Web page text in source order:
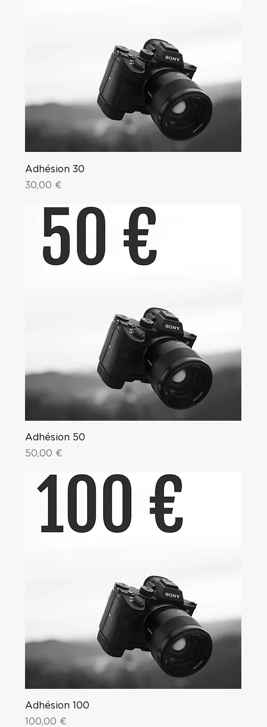
Adhésion 30
Price
30,00 €
Adhésion 50
Price
50,00 €
Adhésion 100
Price
100,00 €